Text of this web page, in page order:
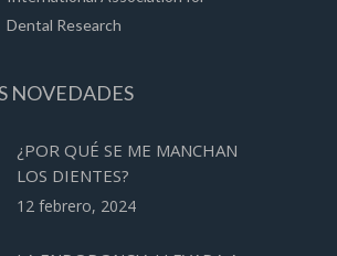
Dental Research
NOVEDADES
¿POR QUÉ SE ME MANCHAN
LOS DIENTES?
12 febrero, 2024